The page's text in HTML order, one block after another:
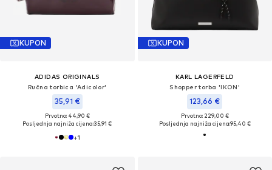
KUPON
ADIDAS ORIGINALS
Ručna torbica 'Adicolor'
35,91 €
Prvotno: 44,90 €
Posljednja najniža cijena:35,91 €
+1
KUPON
KARL LAGERFELD
Shopper torba 'IKON'
123,66 €
Prvotno: 229,00 €
Posljednja najniža cijena:95,40 €